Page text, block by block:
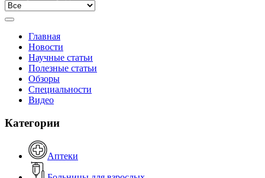
Главная
Новости
Научные статьи
Полезные статьи
Обзоры
Специальности
Видео
Категории
Аптеки